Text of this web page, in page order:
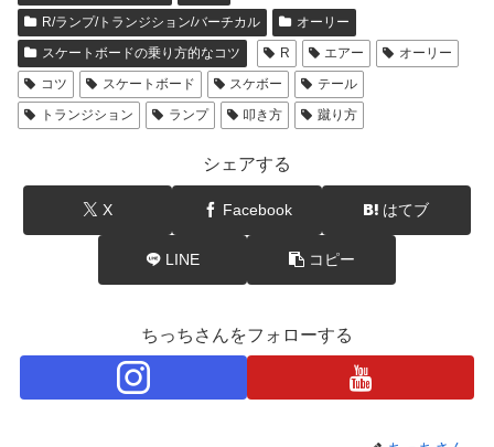
R/ランプ/トランジション/バーチカル
オーリー
スケートボードの乗り方的なコツ
R エアー
オーリー
コツ
スケートボード スケボー
テール
トランジション
ランプ 叩き方 蹴り方
シェアする
X Facebook はてブ
LINE コピー
ちっちさんをフォローする